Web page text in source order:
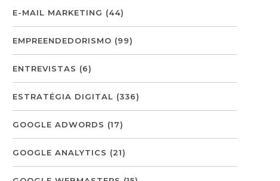
E-MAIL MARKETING (44)
EMPREENDEDORISMO (99)
ENTREVISTAS (6)
ESTRATÉGIA DIGITAL (336)
GOOGLE ADWORDS (17)
GOOGLE ANALYTICS (21)